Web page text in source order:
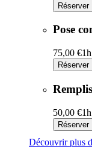
Réserver
Pose
75,00 €1h
Réserver
50,00 €1h
Réserver
Découvrir plus